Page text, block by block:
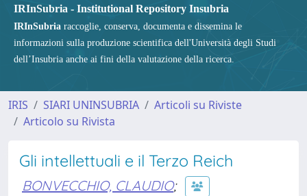
IRInSubria - Institutional Repository Insubria
IRInSubria raccoglie, conserva, documenta e dissemina le
informazioni sulla produzione scientifica dell'Università degli Studi
dell’Insubria anche ai fini della valutazione della ricerca.
IRIS SIARI UNINSUBRIA
Articoli su Riviste
Articolo su Rivista
Gli intellettuali e il Terzo Reich
BONVECCHIO, CLAUDIO;